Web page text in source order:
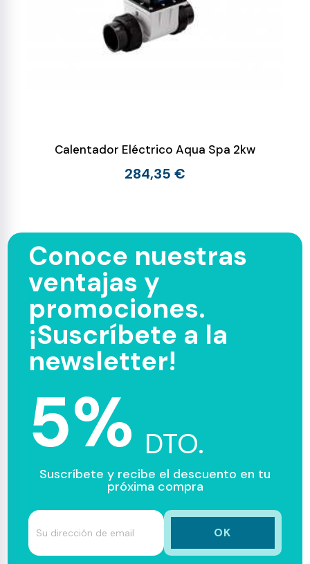
Calentador Eléctrico Aqua Spa 2kw
284,35 €
Conoce nuestras
ventajas y
promociones.
¡Suscríbete a la
newsletter!
5% DTO.
Suscríbete y recibe el descuento en tu
próxima compra